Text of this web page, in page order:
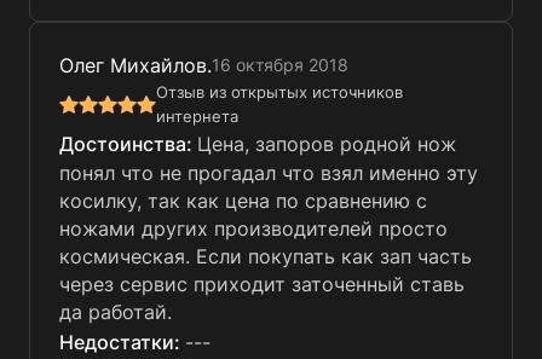
Олег Михайлов.16 октября 2018
Отзыв из открытых источников
интернета
Цена, запоров родной нож
понял что не прогадал что взял именно эту
косилку, так как цена по сравнению с
ножами других производителей просто
космическая. Если покупать как зап часть
через сервис приходит заточенный ставь
да работай.
---